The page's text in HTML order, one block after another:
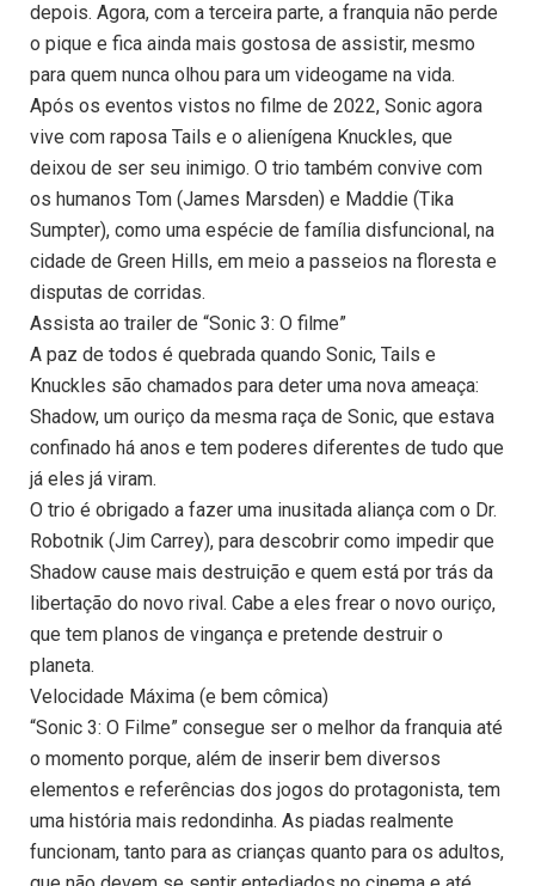
depois. Agora, com a terceira parte, a franquia não perde
o pique e fica ainda mais gostosa de assistir, mesmo
para quem nunca olhou para um videogame na vida.
Após os eventos vistos no filme de 2022, Sonic agora
vive com raposa Tails e o alienígena Knuckles, que
deixou de ser seu inimigo. O trio também convive com
os humanos Tom (James Marsden) e Maddie (Tika
Sumpter), como uma espécie de família disfuncional, na
cidade de Green Hills, em meio a passeios na floresta e
disputas de corridas.
Assista ao trailer de “Sonic 3: O filme”
A paz de todos é quebrada quando Sonic, Tails e
Knuckles são chamados para deter uma nova ameaça:
Shadow, um ouriço da mesma raça de Sonic, que estava
confinado há anos e tem poderes diferentes de tudo que
já eles já viram.
O trio é obrigado a fazer uma inusitada aliança com o Dr.
Robotnik (Jim Carrey), para descobrir como impedir que
Shadow cause mais destruição e quem está por trás da
libertação do novo rival. Cabe a eles frear o novo ouriço,
que tem planos de vingança e pretende destruir o
planeta.
Velocidade Máxima (e bem cômica)
“Sonic 3: O Filme” consegue ser o melhor da franquia até
o momento porque, além de inserir bem diversos
elementos e referências dos jogos do protagonista, tem
uma história mais redondinha. As piadas realmente
funcionam, tanto para as crianças quanto para os adultos,